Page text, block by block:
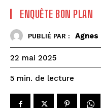
ENQUÊTE BON PLAN
PUBLIÉ PAR : Agnes
22 mai 2025
5 min. de lecture